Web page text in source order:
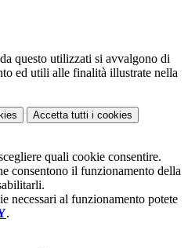
questo utilizzati si avvalgono di
ed utili alle finalità illustrate nella
Accetta tutti i cookies
quali cookie consentire.
consentono il funzionamento della
necessari al funzionamento potete
.